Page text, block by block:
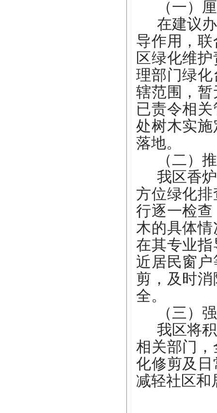
（一）
在建议
导作用，
区绿化维
理部门绿
辖范围，
已责令相
处树木实
落地。
（二）
我区香
方位绿化
行逐一检
木的具体
在其专业
近居民窗
剪，及时
全。
（三）
我区将
相关部门
化修剪及
减轻社区和